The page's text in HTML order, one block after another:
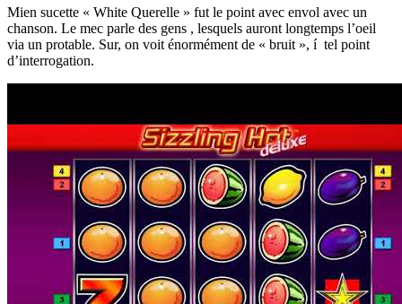
Mien sucette « White Querelle » fut le point avec envol avec un
chanson. Le mec parle des gens , lesquels auront longtemps l’oeil
via un protable. Sur, on voit énormément de « bruit », í tel point
d’interrogation.